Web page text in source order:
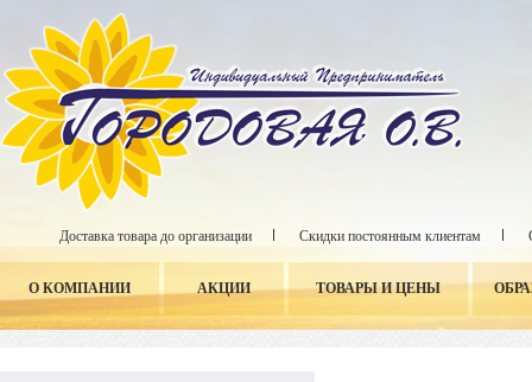
Доставка товара до организации Скидки постоянным клиентам
О КОМПАНИИ АКЦИИ ТОВАРЫ И ЦЕНЫ